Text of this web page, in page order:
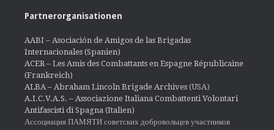
Partnerorganisationen
AABI – Asociación de Amigos de las Brigadas
Internacionales (Spanien)
ACER – Les Amis des Combattants en Espagne Républicaine
(Frankreich)
ALBA – Abraham Lincoln Brigade Archives (USA)
A.I.C.V.A.S. – Associazione Italiana Combattenti Volontari
Antifascisti di Spagna (Italien)
Ассоциация ПАМЯТИ советских добровольцев участников